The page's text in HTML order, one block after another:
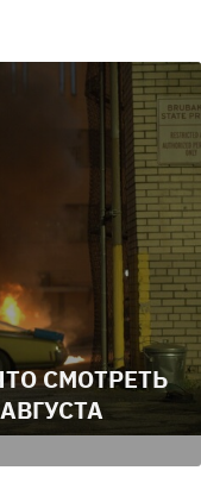
СМОТРЕТЬ